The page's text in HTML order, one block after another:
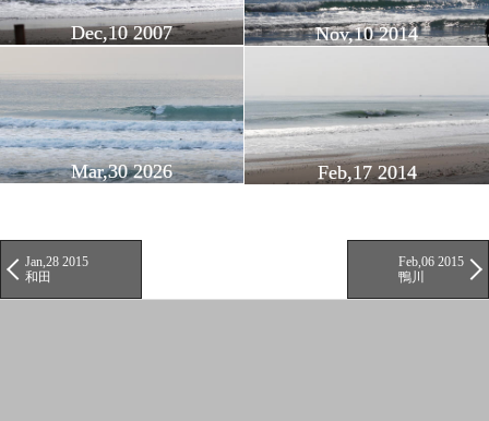
Dec,10 2007 Nov,10 2014
Mar,30 2026 Feb,17 2014
Jan,28 2015
和田
Feb,06 2015
鴨川